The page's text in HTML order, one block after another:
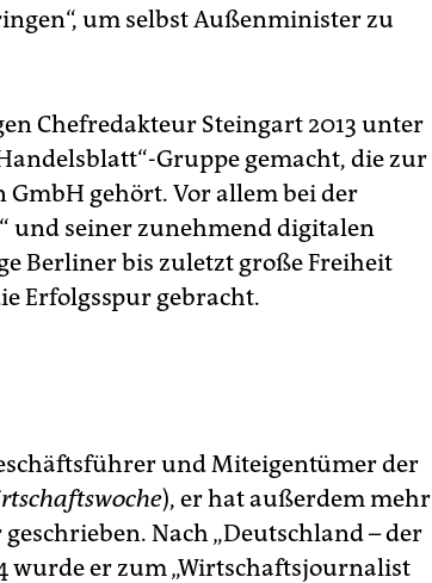
um selbst Außenminister zu
Chefredakteur Steingart 2013 unter
Gruppe gemacht, die zur
gehört. Vor allem bei der
und seiner zunehmend digitalen
Berliner bis zuletzt große Freiheit
Erfolgsspur gebracht.
und Miteigentümer der
), er hat außerdem mehr
Nach „Deutschland – der
wurde er zum „Wirtschaftsjournalist